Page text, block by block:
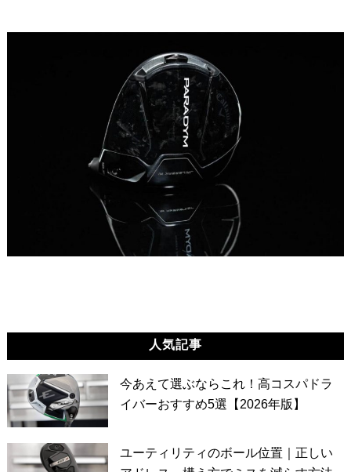
人気記事
今あえて選ぶならこれ！高コスパドラ
イバーおすすめ5選【2026年版】
ユーティリティのボール位置｜正しい